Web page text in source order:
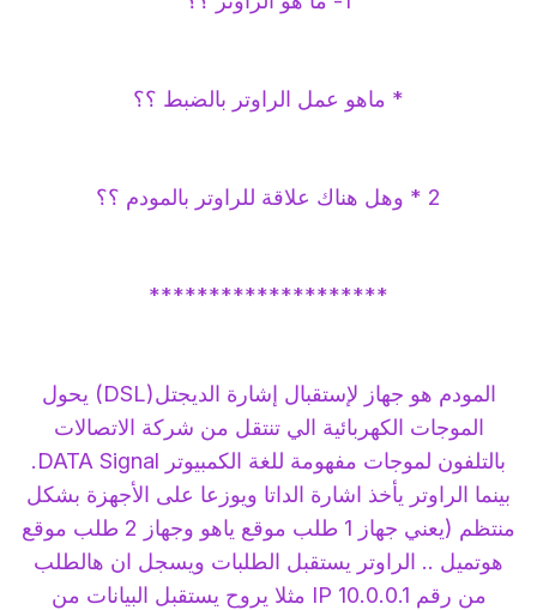
* ماهو عمل الراوتر بالضبط ؟؟
2 * وهل هناك علاقة للراوتر بالمودم ؟؟
********************
المودم هو جهاز لإستقبال إشارة الديجتل(DSL) يحول
الموجات الكهربائية الي تنتقل من شركة الاتصالات
بالتلفون لموجات مفهومة للغة الكمبيوتر DATA Signal.
بينما الراوتر يأخذ اشارة الداتا ويوزعا على الأجهزة بشكل
منتظم (يعني جهاز 1 طلب موقع ياهو وجهاز 2 طلب موقع
هوتميل .. الراوتر يستقبل الطلبات ويسجل ان هالطلب
من رقم IP 10.0.0.1 مثلا يروح يستقبل البيانات من